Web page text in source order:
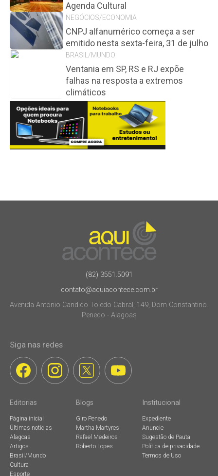
Agenda Cultural
NEGÓCIOS/ECONOMIA
CNPJ alfanumérico começa a ser
emitido nesta sexta-feira, 31 de julho
BRASIL/MUNDO
Ventania em SP, RS e RJ expõe
falhas na resposta a extremos
climáticos
(82) 3551.5091
contato@aquiacontece.com.br
Avenida Antonio Candido Toledo Cabral, 149, Dom Constantino.
Penedo - Alagoas
Siga nas redes
Editorias
Página inicial
Últimas notícias
Alagoas
Artigos
Brasil/Mundo
Cultura
Esporte
Blogs
Giro Penedo
Martha Martyres
Rafael Medeiros
Roberto Lopes
Institucional
Expediente
Anuncie
Sugestão de Pauta
Política de privacidade
Termos de Uso